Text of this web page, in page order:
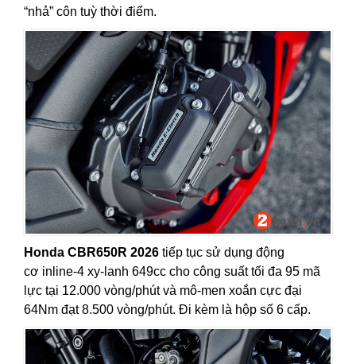
“nhả” côn tuỳ thời điểm.
Honda CBR650R 2026 tiếp tục sử dụng động
cơ inline-4 xy-lanh 649cc cho công suất tối đa 95 mã
lực tại 12.000 vòng/phút và mô-men xoắn cực đại
64Nm đạt 8.500 vòng/phút. Đi kèm là hộp số 6 cấp.